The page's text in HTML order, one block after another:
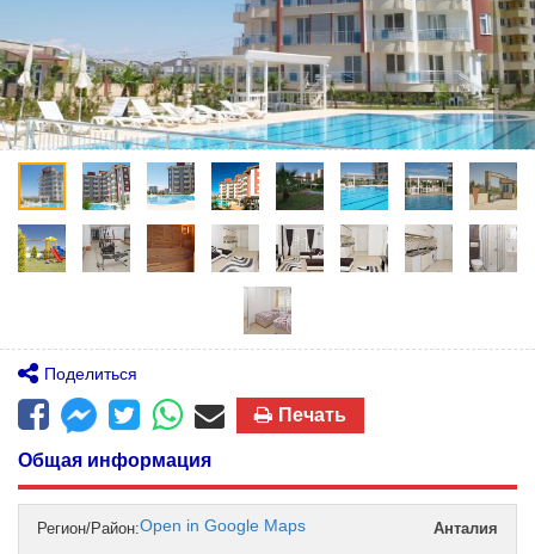
Поделиться
Печать
Общая информация
Регион/Район: Анталия
Open in Google Maps